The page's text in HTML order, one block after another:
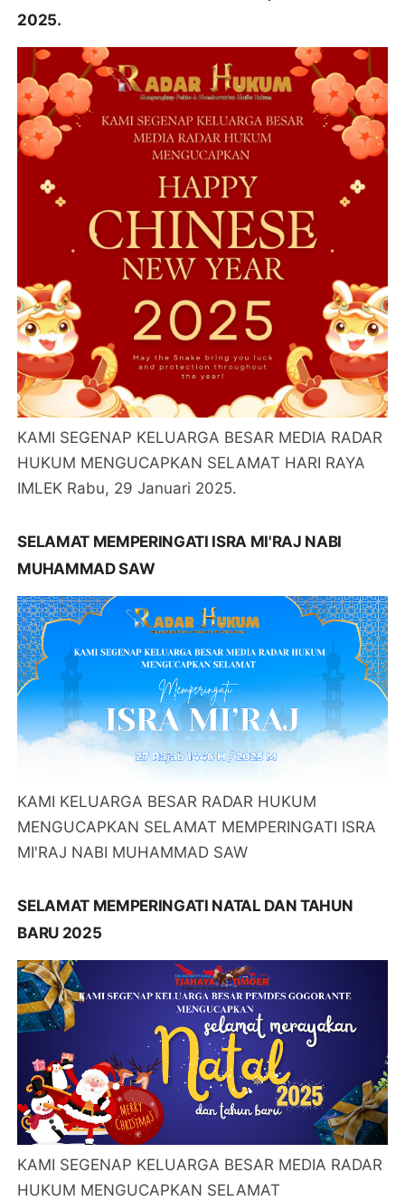
2025.
KAMI SEGENAP KELUARGA BESAR MEDIA RADAR
HUKUM MENGUCAPKAN SELAMAT HARI RAYA
IMLEK Rabu, 29 Januari 2025.
SELAMAT MEMPERINGATI ISRA MI'RAJ NABI
MUHAMMAD SAW
KAMI KELUARGA BESAR RADAR HUKUM
MENGUCAPKAN SELAMAT MEMPERINGATI ISRA
MI'RAJ NABI MUHAMMAD SAW
SELAMAT MEMPERINGATI NATAL DAN TAHUN
BARU 2025
KAMI SEGENAP KELUARGA BESAR MEDIA RADAR
HUKUM MENGUCAPKAN SELAMAT